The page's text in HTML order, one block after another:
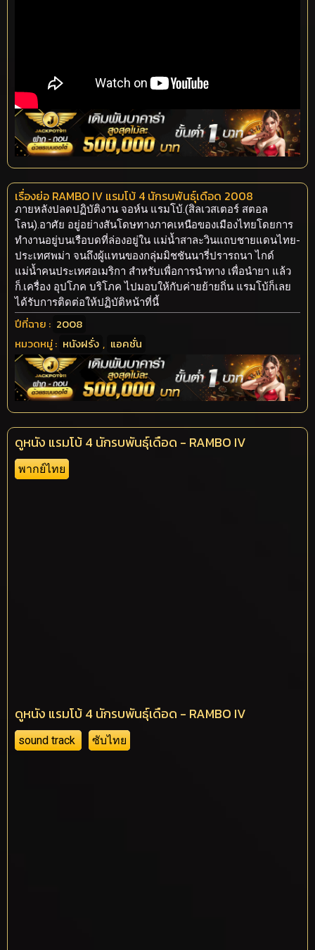
เรื่องย่อ RAMBO IV แรมโบ้ 4 นักรบพันธุ์เดือด 2008
ภายหลังปลดปฏิบัติงาน จอห์น แรมโบ้.(สิลเวสเตอร์ สตอล
โลน).อาศัย อยู่อย่างสันโดษทางภาคเหนือของเมืองไทยโดยการ
ทำงานอยู่บนเรือบดที่ล่องอยู่ใน แม่น้ำสาละวินแถบชายแดนไทย-
ประเทศพม่า จนถึงผู้แทนของกลุ่มมิชชันนารี่ปรารถนา ไกด์
แม่น้ำคนประเทศอเมริกา สำหรับเพื่อการนำทาง เพื่อนำยา แล้ว
ก็.เครื่อง อุปโภค บริโภค ไปมอบให้กับค่ายย้ายถิ่น แรมโบ้ก็เลย
ได้รับการติดต่อให้ปฏิบัติหน้าที่นี้
ปีที่ฉาย : 2008
หมวดหมู่ : หนังฝรั่ง , แอคชั่น
ดูหนัง แรมโบ้ 4 นักรบพันธุ์เดือด - RAMBO IV
พากย์ไทย
ดูหนัง แรมโบ้ 4 นักรบพันธุ์เดือด - RAMBO IV
sound track ซับไทย